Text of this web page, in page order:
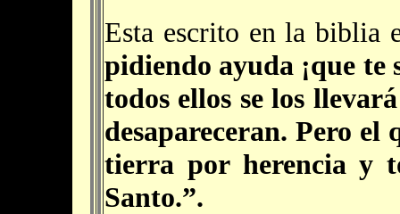
Esta escrito en la biblia
pidiendo ayuda ¡que te
todos ellos se los
desapareceran. Pero
tierra por herencia y
Santo.”.